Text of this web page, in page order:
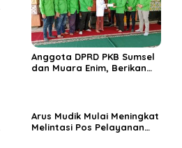
Anggota DPRD PKB Sumsel
dan Muara Enim, Berikan
Arus Mudik Mulai Meningkat
Melintasi Pos Pelayanan